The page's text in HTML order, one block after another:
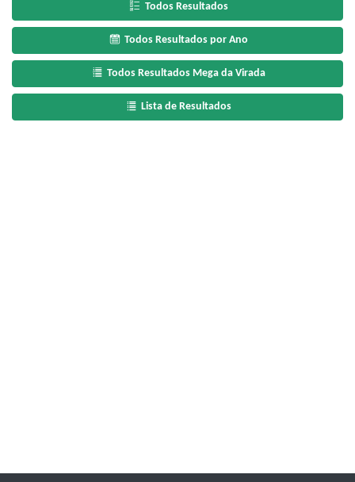
Todos Resultados
Todos Resultados por Ano
Todos Resultados Mega da Virada
Lista de Resultados